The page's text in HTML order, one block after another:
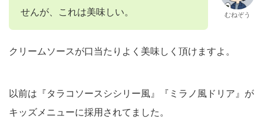
せんが、これは美味しい。
むねぞう
クリームソースが口当たりよく美味しく頂けますよ。
以前は『タラコソースシシリー風』『ミラノ風ドリア』が
キッズメニューに採用されてました。